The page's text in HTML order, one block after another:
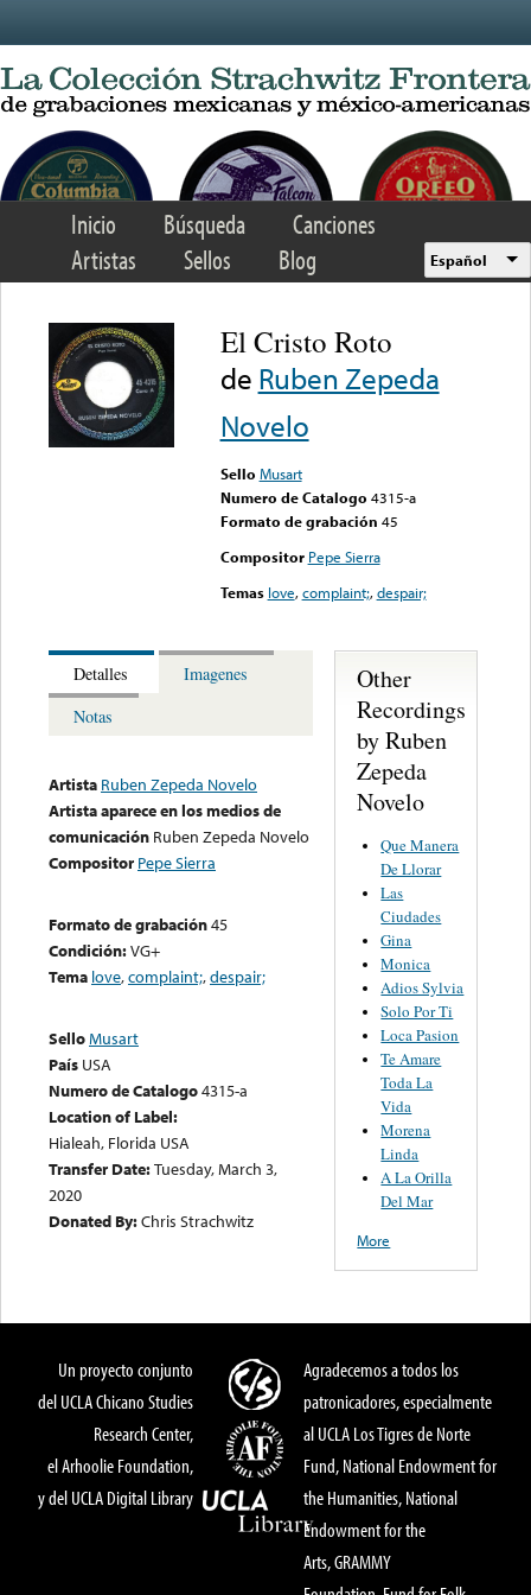
Inicio Búsqueda
Canciones
Artistas
Sellos Blog Español
El Cristo Roto
de Ruben Zepeda
Novelo
Sello Musart
Numero de Catalogo 4315-a
Formato de grabación 45
Compositor Pepe Sierra
Temas love,complaint;,despair;
Detalles
Imagenes
Notas
Artista Ruben Zepeda Novelo
Artista aparece en los medios de
comunicación Ruben Zepeda Novelo
Compositor Pepe Sierra
Formato de grabación45
Condición:VG+
Tema love,complaint;,despair;
SelloMusart
País USA
Numero de Catalogo4315-a
Location of Label:
Hialeah, Florida USA
Transfer Date:Tuesday, March 3,
2020
Donated By:Chris Strachwitz
Other
Recordings
by Ruben
Zepeda
Novelo
Que Manera
De Llorar
Las
Ciudades
Gina
Monica
Adios Sylvia
Solo Por Ti
Loca Pasion
Te Amare
Toda La
Vida
Morena
Linda
A La Orilla
Del Mar
More
Un proyecto conjunto
del UCLA Chicano Studies
Research Center,
el Arhoolie Foundation,
y del UCLA Digital Library
Agradecemos a todos los
patronicadores, especialmente
al UCLA Los Tigres de Norte
Fund, National Endowment for
the Humanities, National
Endowment for the
Arts, GRAMMY